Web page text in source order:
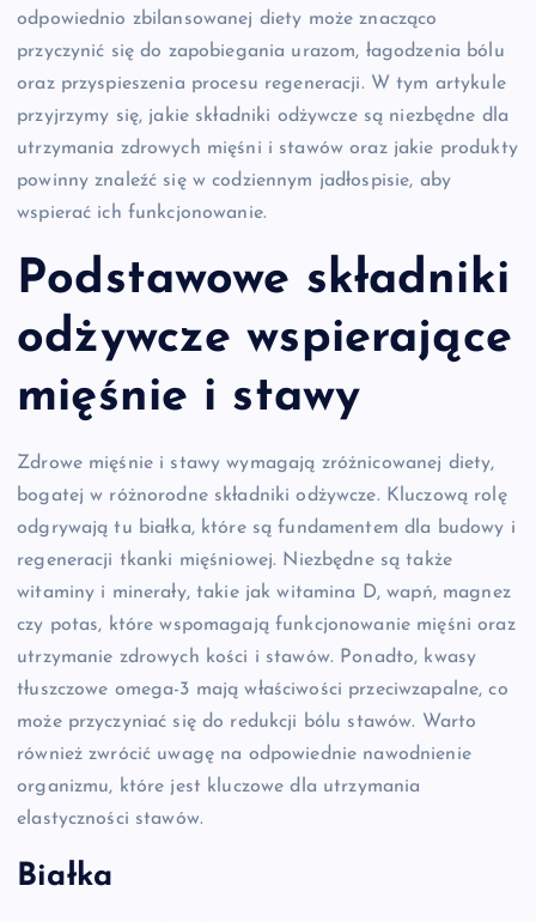
odpowiednio zbilansowanej diety może znacząco
przyczynić się do zapobiegania urazom, łagodzenia bólu
oraz przyspieszenia procesu regeneracji. W tym artykule
przyjrzymy się, jakie składniki odżywcze są niezbędne dla
utrzymania zdrowych mięśni i stawów oraz jakie produkty
powinny znaleźć się w codziennym jadłospisie, aby
wspierać ich funkcjonowanie.
Podstawowe składniki
odżywcze wspierające
mięśnie i stawy
Zdrowe mięśnie i stawy wymagają zróżnicowanej diety,
bogatej w różnorodne składniki odżywcze. Kluczową rolę
odgrywają tu białka, które są fundamentem dla budowy i
regeneracji tkanki mięśniowej. Niezbędne są także
witaminy i minerały, takie jak witamina D, wapń, magnez
czy potas, które wspomagają funkcjonowanie mięśni oraz
utrzymanie zdrowych kości i stawów. Ponadto, kwasy
tłuszczowe omega-3 mają właściwości przeciwzapalne, co
może przyczyniać się do redukcji bólu stawów. Warto
również zwrócić uwagę na odpowiednie nawodnienie
organizmu, które jest kluczowe dla utrzymania
elastyczności stawów.
Białka